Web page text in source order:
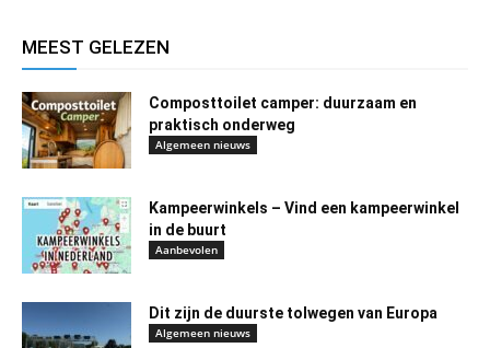
MEEST GELEZEN
Composttoilet camper: duurzaam en
praktisch onderweg
Algemeen nieuws
Kampeerwinkels – Vind een kampeerwinkel
in de buurt
Aanbevolen
Dit zijn de duurste tolwegen van Europa
Algemeen nieuws